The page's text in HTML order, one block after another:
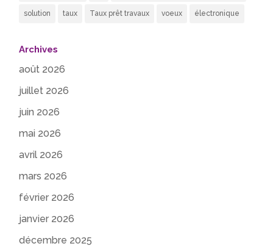
solution taux Taux prêt travaux voeux électronique
Archives
août 2026
juillet 2026
juin 2026
mai 2026
avril 2026
mars 2026
février 2026
janvier 2026
décembre 2025